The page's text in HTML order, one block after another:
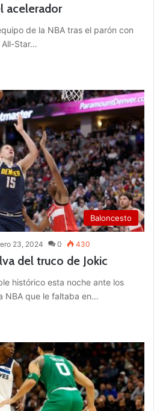
acelerador
de la NBA tras el parón con
Star…
Baloncesto
23, 2024 0 430
del truco de Jokic
histórico esta noche ante los
NBA que le faltaba en…